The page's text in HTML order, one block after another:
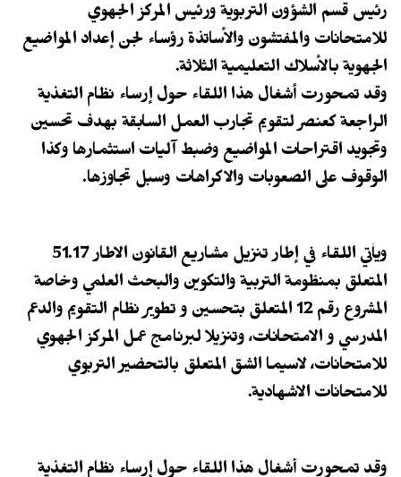
رئيس قسم الشؤون التربوية ورئيس المركز الجهوي
للامتحانات والمفتشون والأساتذة رؤساء لجن إعداد المواضيع
الجهوية بالأسلاك التعليمية الثلاثة.
وقد تمحورت أشغال هذا اللقاء حول إرساء نظام التغذية
الراجعة كعنصر لتقويم تجارب العمل السابقة بهدف تحسين
وتجويد اقتراحات المواضيع وضبط آليات استثمارها وكذا
الوقوف على الصعوبات والاكراهات وسبل تجاوزها.
ويأتي اللقاء في إطار تنزيل مشاريع القانون الاطار 51.17
المتعلق بمنظومة التربية والتكوين والبحث العلمي وخاصة
المشروع رقم 12 المتعلق بتحسين و تطوير نظام التقويم والدعم
المدرسي و الامتحانات، وتنزيلا لبرنامج عمل المركز الجهوي
للامتحانات، لاسيما الشق المتعلق بالتحضير التربوي
للامتحانات الاشهادية.
وقد تمحورت أشغال هذا اللقاء حول إرساء نظام التغذية